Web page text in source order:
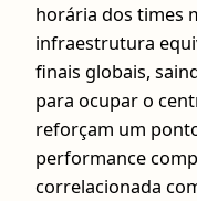
horária dos times
infraestrutura
finais globais,
para ocupar o
reforçam um
performance
correlacionada